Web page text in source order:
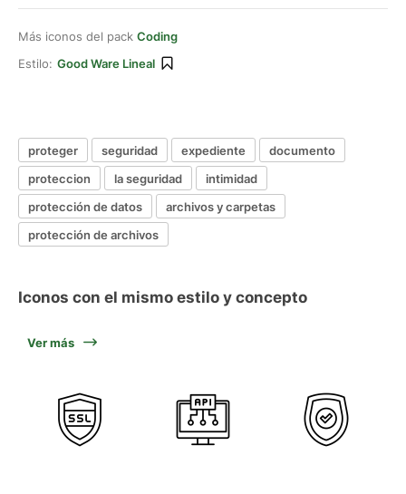
Más iconos del pack Coding
Estilo: Good Ware Lineal
proteger seguridad expediente
documento
proteccion
la seguridad
intimidad
protección de datos
archivos y carpetas
protección de archivos
Iconos con el mismo estilo y concepto
Ver más